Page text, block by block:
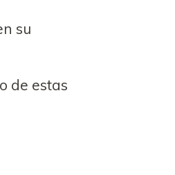
su
de estas